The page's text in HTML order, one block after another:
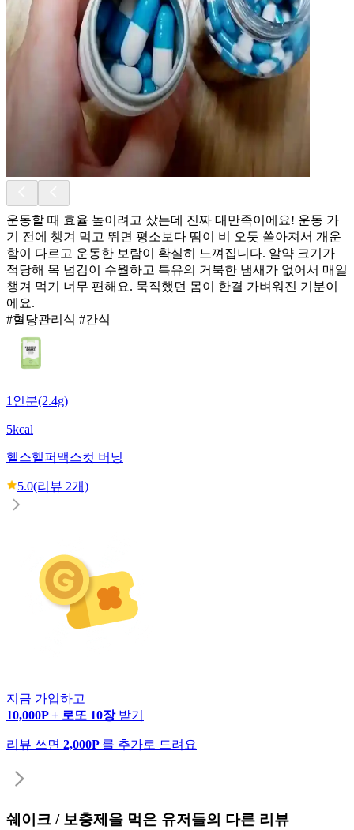
운동할 때 효율 높이려고 샀는데 진짜 대만족이에요! 운동 가
기 전에 챙겨 먹고 뛰면 평소보다 땀이 비 오듯 쏟아져서 개운
함이 다르고 운동한 보람이 확실히 느껴집니다. 알약 크기가
적당해 목 넘김이 수월하고 특유의 거북한 냄새가 없어서 매일
챙겨 먹기 너무 편해요. 묵직했던 몸이 한결 가벼워진 기분이
에요.
#혈당관리식 #간식
1인분(2.4g)
5kcal
헬스헬퍼 맥스컷 버닝
5.0(리뷰 2개)
지금 가입하고
10,000P + 로또 10장 받기
리뷰 쓰면 2,000P 를 추가로 드려요
쉐이크 / 보충제 을 먹은 유저들의 다른 리뷰